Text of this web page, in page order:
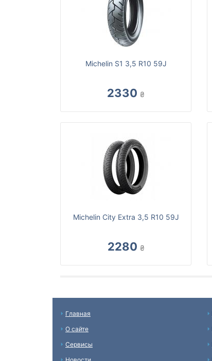
Michelin S1 3,5 R10 59J
2330 ₴
Michelin City Extra 3,5 R10 59J
2280 ₴
Главная
О сайте
Сервисы